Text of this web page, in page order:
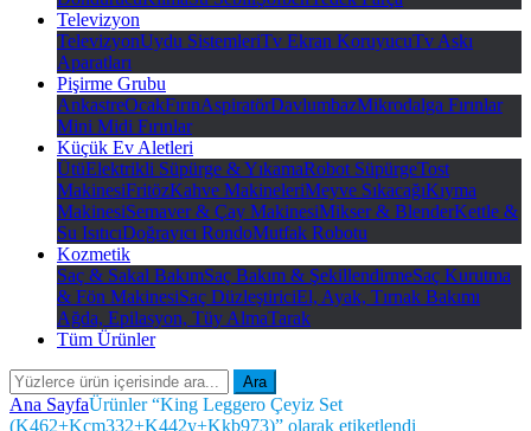
Televizyon
TelevizyonUydu SistemleriTv Ekran KoruyucuTv Askı
Aparatları
Pişirme Grubu
AnkastreOcakFırınAspiratörDavlumbazMikrodalga Fırınlar
Mini Midi Fırınlar
Küçük Ev Aletleri
ÜtüElektrikli Süpürge & YıkamaRobot SüpürgeTost
MakinesiFritözKahve MakineleriMeyve SıkacağıKıyma
MakinesiSemaver & Çay MakinesiMikser & BlenderKettle &
Su IsıtıcıDoğrayıcı RondoMutfak Robotu
Kozmetik
Saç & Sakal BakımSaç Bakım & ŞekillendirmeSaç Kurutma
& Fön MakinesiSaç DüzleştiriciEl, Ayak, Tırnak Bakımı
Ağda, Epilasyon, Tüy AlmaTarak
Tüm Ürünler
Ara
Ana SayfaÜrünler “King Leggero Çeyiz Set
(K462+Kcm332+K442y+Kkb973)” olarak etiketlendi